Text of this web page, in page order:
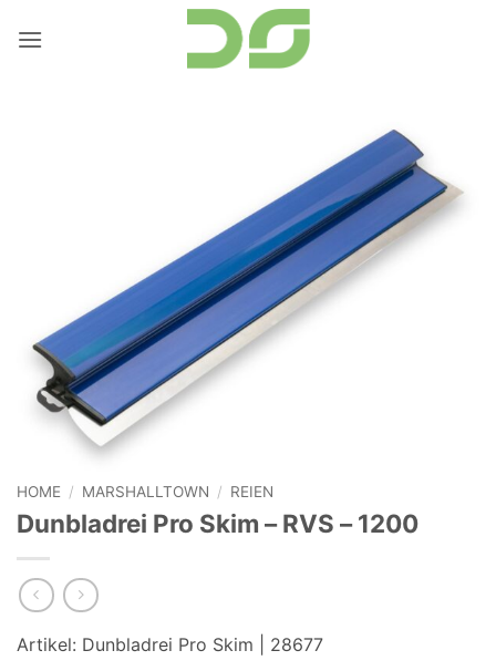
naar
HOME / MARSHALLTOWN / REIEN
Dunbladrei Pro Skim – RVS – 1200
Artikel: Dunbladrei Pro Skim | 28677